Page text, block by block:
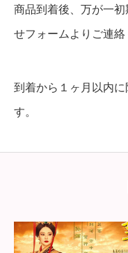
商品到着後、万が一
せフォームよりご連絡
到着から１ヶ月以内
す。